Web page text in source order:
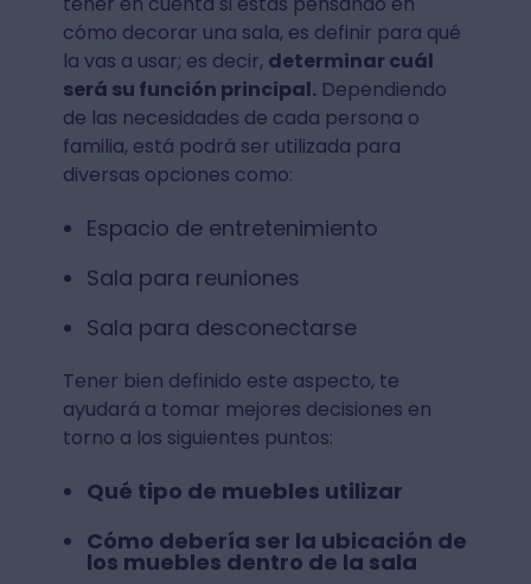
cómo decorar una sala, es definir para qué
la vas a usar; es decir, determinar cuál
será su función principal.Dependiendo
de las necesidades de cada persona o
familia, está podrá ser utilizada para
diversas opciones como:
Espacio de entretenimiento
Sala para reuniones
Sala para desconectarse
Tener bien definido este aspecto, te
ayudará a tomar mejores decisiones en
torno a los siguientes puntos:
Qué tipo de muebles utilizar
Cómo debería ser la ubicación de
los muebles dentro de la sala